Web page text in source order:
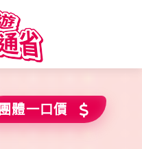
團體一口價